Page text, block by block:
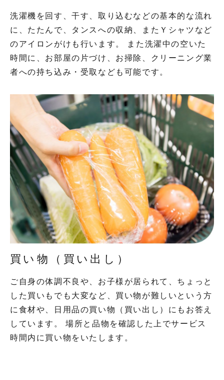
洗濯機を回す、干す、取り込むなどの基本的な流れ
に、たたんで、タンスへの収納、またＹシャツなど
のアイロンがけも行います。 また洗濯中の空いた
時間に、お部屋の片づけ、お掃除、クリーニング業
者への持ち込み・受取なども可能です。
買い物（買い出し）
ご自身の体調不良や、お子様が居られて、ちょっと
した買いもでも大変など、買い物が難しいという方
に食材や、日用品の買い物（買い出し）にもお答え
しています。 場所と品物を確認した上でサービス
時間内に買い物をいたします。